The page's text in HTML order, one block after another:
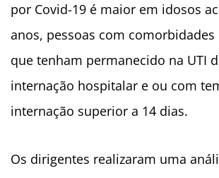
por Covid-19 é maior em idosos
anos, pessoas com comorbidades
que tenham permanecido na UTI
internação hospitalar e ou com
internação superior a 14 dias.
Os dirigentes realizaram uma